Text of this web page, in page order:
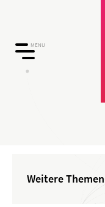
MENU
Weitere Themen